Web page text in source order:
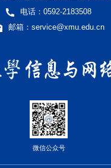
电话：0592-2183508
邮箱：service@xmu.edu.cn
微信公众号